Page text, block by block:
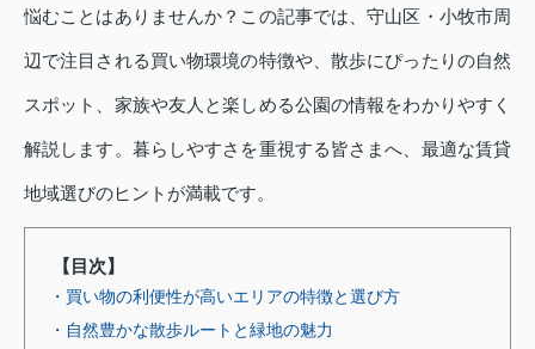
悩むことはありませんか？この記事では、守山区・小牧市周
辺で注目される買い物環境の特徴や、散歩にぴったりの自然
スポット、家族や友人と楽しめる公園の情報をわかりやすく
解説します。暮らしやすさを重視する皆さまへ、最適な賃貸
地域選びのヒントが満載です。
【目次】
・買い物の利便性が高いエリアの特徴と選び方
・自然豊かな散歩ルートと緑地の魅力